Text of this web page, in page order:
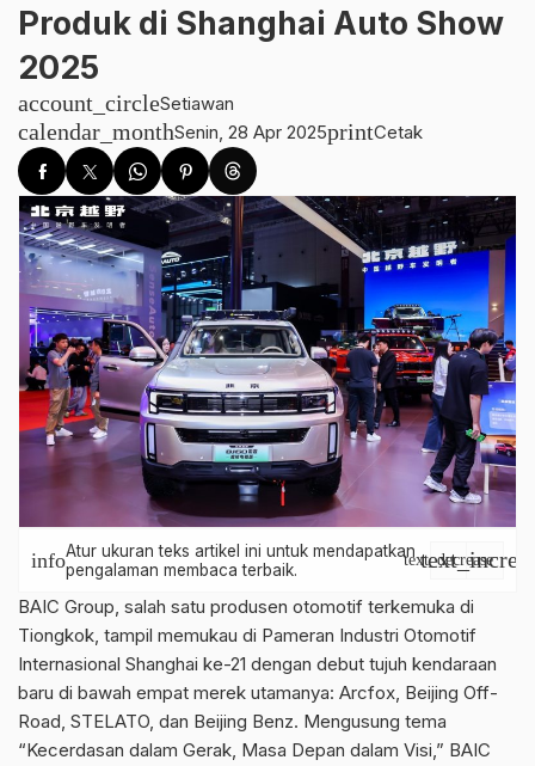
Produk di Shanghai Auto Show
2025
account_circleSetiawan
calendar_monthSenin, 28 Apr 2025printCetak
infoAtur ukuran teks artikel ini untuk mendapatkan
pengalaman membaca terbaik.
text_decrease
BAIC Group, salah satu produsen otomotif terkemuka di
Tiongkok, tampil memukau di Pameran Industri Otomotif
Internasional Shanghai ke-21 dengan debut tujuh kendaraan
baru di bawah empat merek utamanya: Arcfox, Beijing Off-
Road, STELATO, dan Beijing Benz. Mengusung tema
“Kecerdasan dalam Gerak, Masa Depan dalam Visi,” BAIC